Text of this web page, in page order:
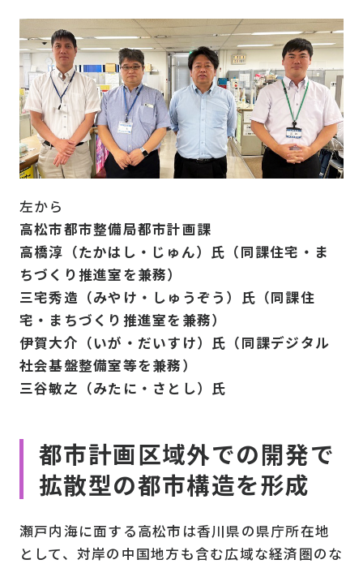
左から
高松市都市整備局都市計画課
高橋淳（たかはし・じゅん）氏（同課住宅・ま
ちづくり推進室を兼務）
三宅秀造（みやけ・しゅうぞう）氏（同課住
宅・まちづくり推進室を兼務）
伊賀大介（いが・だいすけ）氏（同課デジタル
社会基盤整備室等を兼務）
三谷敏之（みたに・さとし）氏
都市計画区域外での開発で
拡散型の都市構造を形成
瀬戸内海に面する高松市は香川県の県庁所在地
として、対岸の中国地方も含む広域な経済圏のな